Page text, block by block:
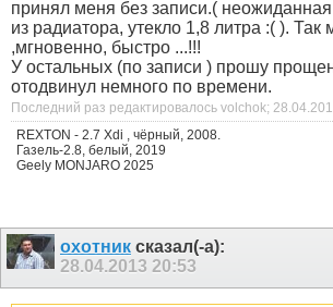
принял меня без записи.(
из радиатора, утекло 1,8 литра :( ). Так
,мгновенно, быстро ...!!!
У остальных (по записи ) прошу
отодвинул немного по времени.
Последний раз редактировалось volchok;
REXTON - 2.7 Xdi , чёрный, 2008.
Газель-2.8, белый, 2019
Geely MONJARO 2025
охотник сказал(-а):
28.04.2013 20:53